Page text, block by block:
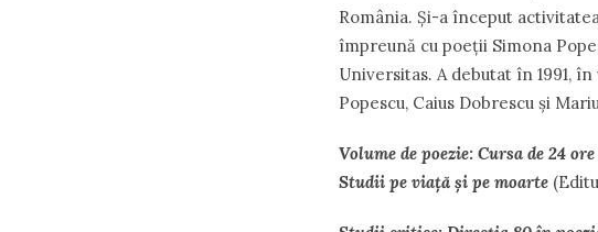
România. Şi-a început
împreună cu poeţii Simona
Universitas. A debutat în 1991,
Popescu, Caius Dobrescu și
Volume de poezie: Cursa de 24 ore
Studii pe viaţă şi pe moarte